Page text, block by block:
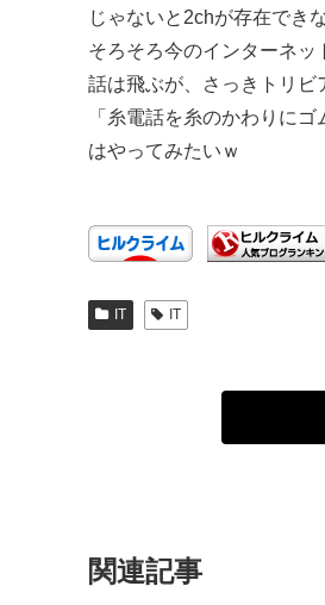
じゃないと2chが存在でき
そろそろ今のインターネッ
話は飛ぶが、さっきトリビ
「糸電話を糸のかわりにゴ
はやってみたいｗ
IT IT
関連記事